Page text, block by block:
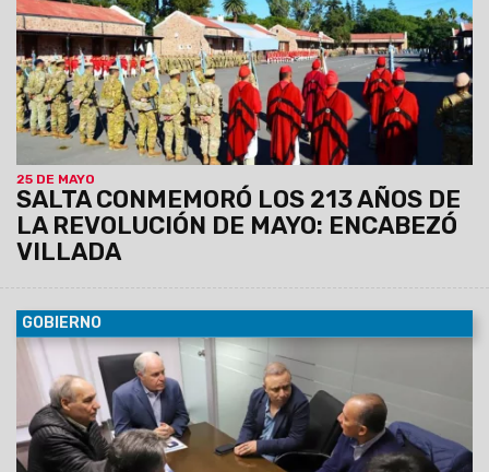
25 DE MAYO
SALTA CONMEMORÓ LOS 213 AÑOS DE
LA REVOLUCIÓN DE MAYO: ENCABEZÓ
VILLADA
GOBIERNO
24/05/2023 Luego de la primera reunión que se realizó la
semana pasada -y tal cual se había anunciado- hoy sigue la
ronda de reuniones con los gremios de la educación.
Gobierno instó a los docentes con medidas de fuerza a
volver a las aulas.